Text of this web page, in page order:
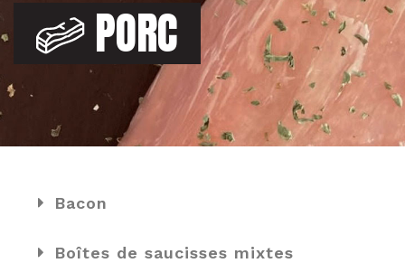
PORC
Bacon
Boîtes de saucisses mixtes